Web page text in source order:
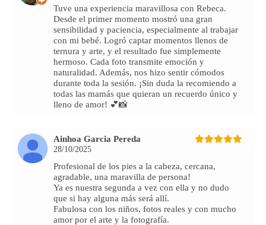
Tuve una experiencia maravillosa con Rebeca.
Desde el primer momento mostró una gran
sensibilidad y paciencia, especialmente al trabajar
con mi bebé. Logró captar momentos llenos de
ternura y arte, y el resultado fue simplemente
hermoso. Cada foto transmite emoción y
naturalidad. Además, nos hizo sentir cómodos
durante toda la sesión. ¡Sin duda la recomiendo a
todas las mamás que quieran un recuerdo único y
lleno de amor! 💕📸
Ainhoa Garcia Pereda
28/10/2025
Profesional de los pies a la cabeza, cercana,
agradable, una maravilla de persona!
Ya es nuestra segunda a vez con ella y no dudo
que si hay alguna más será allí.
Fabulosa con los niños, fotos reales y con mucho
amor por el arte y la fotografía.